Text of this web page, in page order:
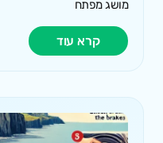
מושג מפתח
קרא עוד